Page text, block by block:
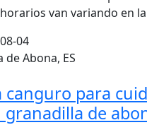
van variando en
04
de Abona, ES
canguro para
granadilla de